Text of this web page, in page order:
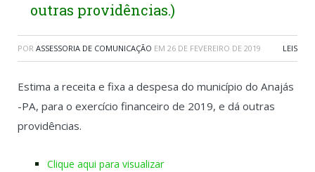
outras providências.)
POR ASSESSORIA DE COMUNICAÇÃO EM 26 DE FEVEREIRO DE 2019 LEIS
Estima a receita e fixa a despesa do município do Anajás
-PA, para o exercício financeiro de 2019, e dá outras
providências.
Clique aqui para visualizar